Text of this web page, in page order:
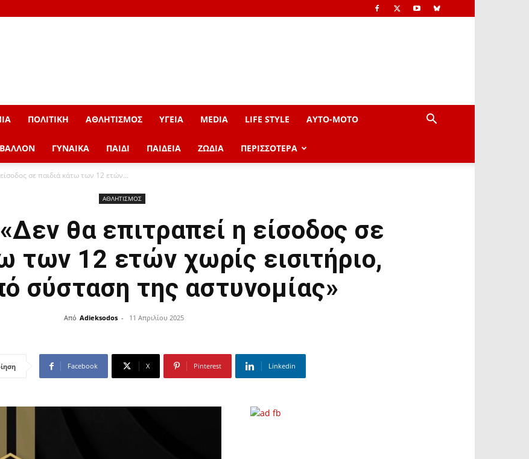
ΠΟΛΙΤΙΚΗ ΑΘΛΗΤΙΣΜΟΣ ΥΓΕΙΑ MEDIA LIFE STYLE AYTO-ΜOTO
ΓΥΝΑΙΚΑ ΠΑΙΔΙ ΠΑΙΔΕΙΑ ΖΩΔΙΑ ΠΕΡΙΣΣΟΤΕΡΑ
σε παιδιά κάτω των 12 ετών...
ΑΘΛΗΤΙΣΜΟΣ
θα επιτραπεί η είσοδος σε
των 12 ετών χωρίς εισιτήριο,
σύσταση της αστυνομίας»
Από Adieksodos - 11 Απριλίου 2025
Facebook X Pinterest Linkedin